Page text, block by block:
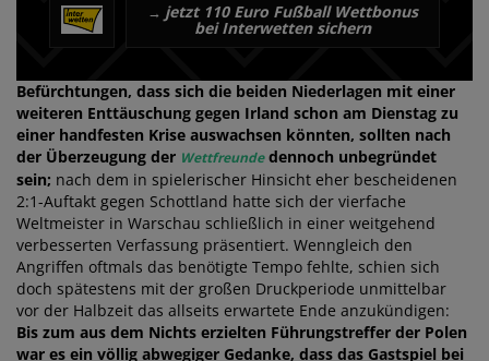
→ jetzt 110 Euro Fußball Wettbonus
bei Interwetten sichern
Befürchtungen, dass sich die beiden Niederlagen mit einer
weiteren Enttäuschung gegen Irland schon am Dienstag zu
einer handfesten Krise auswachsen könnten, sollten nach
der Überzeugung der Wettfreundedennoch unbegründet
sein; nach dem in spielerischer Hinsicht eher bescheidenen
2:1-Auftakt gegen Schottland hatte sich der vierfache
Weltmeister in Warschau schließlich in einer weitgehend
verbesserten Verfassung präsentiert. Wenngleich den
Angriffen oftmals das benötigte Tempo fehlte, schien sich
doch spätestens mit der großen Druckperiode unmittelbar
vor der Halbzeit das allseits erwartete Ende anzukündigen:
Bis zum aus dem Nichts erzielten Führungstreffer der Polen
war es ein völlig abwegiger Gedanke, dass das Gastspiel bei